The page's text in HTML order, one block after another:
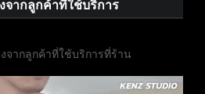
จากลูกค้าที่ใช้บริการ
งจากลูกค้าที่ใช้บริการที่ร้าน